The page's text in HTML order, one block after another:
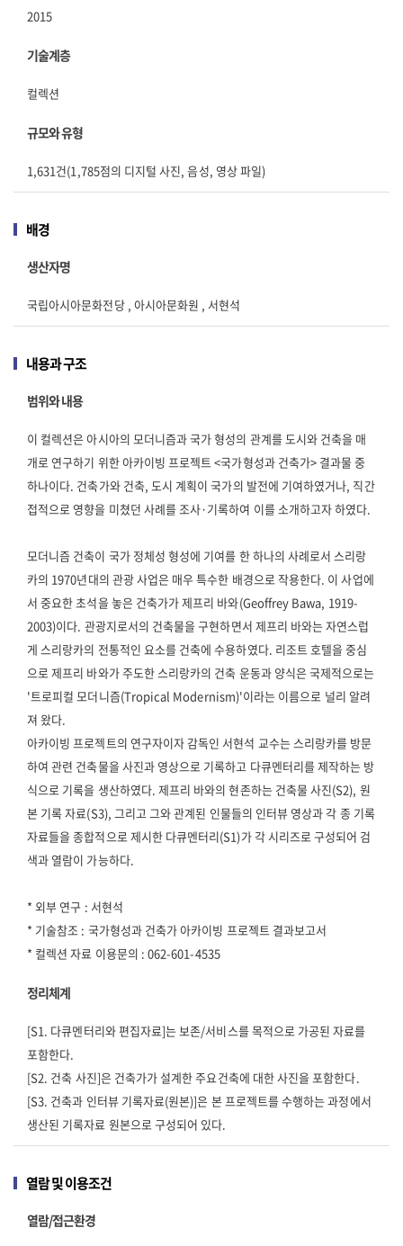
2015
기술계층
컬렉션
규모와 유형
1,631건(1,785점의 디지털 사진, 음성, 영상 파일)
배경
생산자명
국립아시아문화전당 , 아시아문화원 , 서현석
내용과 구조
범위와 내용
이 컬렉션은 아시아의 모더니즘과 국가 형성의 관계를 도시와 건축을 매
개로 연구하기 위한 아카이빙 프로젝트 <국가형성과 건축가> 결과물 중
하나이다. 건축가와 건축, 도시 계획이 국가의 발전에 기여하였거나, 직간
접적으로 영향을 미쳤던 사례를 조사·기록하여 이를 소개하고자 하였다.
모더니즘 건축이 국가 정체성 형성에 기여를 한 하나의 사례로서 스리랑
카의 1970년대의 관광 사업은 매우 특수한 배경으로 작용한다. 이 사업에
서 중요한 초석을 놓은 건축가가 제프리 바와(Geoffrey Bawa, 1919-
2003)이다. 관광지로서의 건축물을 구현하면서 제프리 바와는 자연스럽
게 스리랑카의 전통적인 요소를 건축에 수용하였다. 리조트 호텔을 중심
으로 제프리 바와가 주도한 스리랑카의 건축 운동과 양식은 국제적으로는
'트로피컬 모더니즘(Tropical Modernism)'이라는 이름으로 널리 알려
져 왔다.
아카이빙 프로젝트의 연구자이자 감독인 서현석 교수는 스리랑카를 방문
하여 관련 건축물을 사진과 영상으로 기록하고 다큐멘터리를 제작하는 방
식으로 기록을 생산하였다. 제프리 바와의 현존하는 건축물 사진(S2), 원
본 기록 자료(S3), 그리고 그와 관계된 인물들의 인터뷰 영상과 각 종 기록
자료들을 종합적으로 제시한 다큐멘터리(S1)가 각 시리즈로 구성되어 검
색과 열람이 가능하다.
* 외부 연구 : 서현석
* 기술참조 : 국가형성과 건축가 아카이빙 프로젝트 결과보고서
* 컬렉션 자료 이용문의 : 062-601-4535
정리체계
[S1. 다큐멘터리와 편집자료]는 보존/서비스를 목적으로 가공된 자료를
포함한다.
[S2. 건축 사진]은 건축가가 설계한 주요건축에 대한 사진을 포함한다.
[S3. 건축과 인터뷰 기록자료(원본)]은 본 프로젝트를 수행하는 과정에서
생산된 기록자료 원본으로 구성되어 있다.
열람 및 이용조건
열람/접근환경